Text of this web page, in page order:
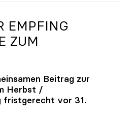
EMPFING
ZUM
Beitrag zur
Herbst /
fristgerecht vor 31.